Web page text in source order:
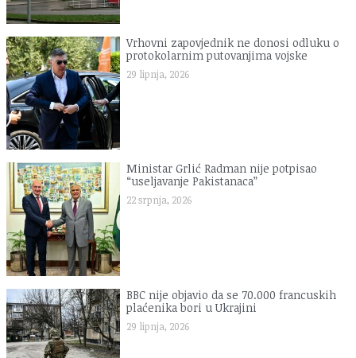
Vrhovni zapovjednik ne donosi odluku o
protokolarnim putovanjima vojske
29 lipnja, 2026
Ministar Grlić Radman nije potpisao
“useljavanje Pakistanaca”
22 srpnja, 2026
BBC nije objavio da se 70.000 francuskih
plaćenika bori u Ukrajini
29 lipnja, 2026